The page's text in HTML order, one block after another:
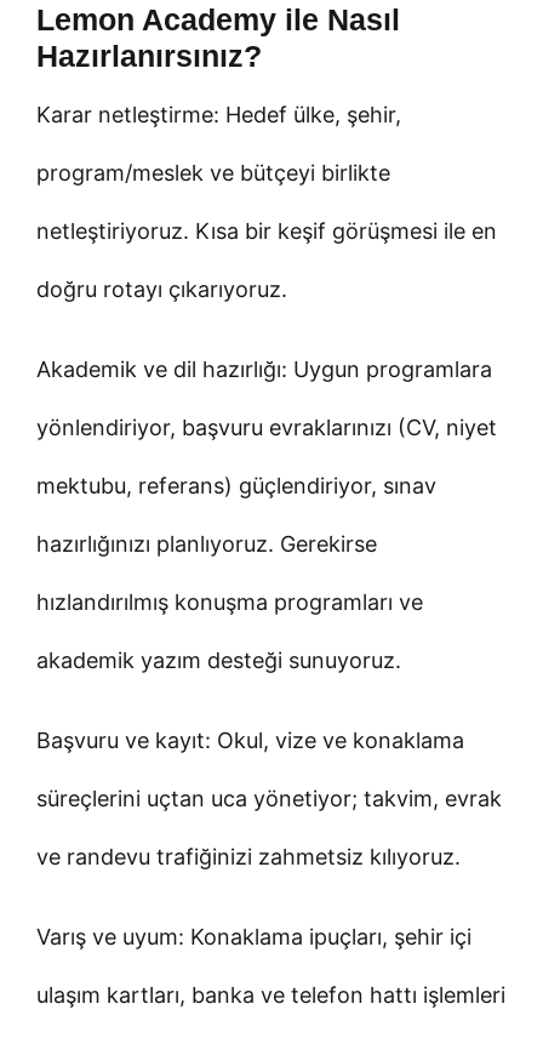
Lemon Academy ile Nasıl
Hazırlanırsınız?
Karar netleştirme: Hedef ülke, şehir,
program/meslek ve bütçeyi birlikte
netleştiriyoruz. Kısa bir keşif görüşmesi ile en
doğru rotayı çıkarıyoruz.
Akademik ve dil hazırlığı: Uygun programlara
yönlendiriyor, başvuru evraklarınızı (CV, niyet
mektubu, referans) güçlendiriyor, sınav
hazırlığınızı planlıyoruz. Gerekirse
hızlandırılmış konuşma programları ve
akademik yazım desteği sunuyoruz.
Başvuru ve kayıt: Okul, vize ve konaklama
süreçlerini uçtan uca yönetiyor; takvim, evrak
ve randevu trafiğinizi zahmetsiz kılıyoruz.
Varış ve uyum: Konaklama ipuçları, şehir içi
ulaşım kartları, banka ve telefon hattı işlemleri